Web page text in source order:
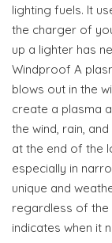
lighting fuels. It
the charger of
up a lighter has
Windproof A
blows out in the
create a plasma
the wind, rain,
at the end of the
especially in
unique and
regardless of the
indicates when it